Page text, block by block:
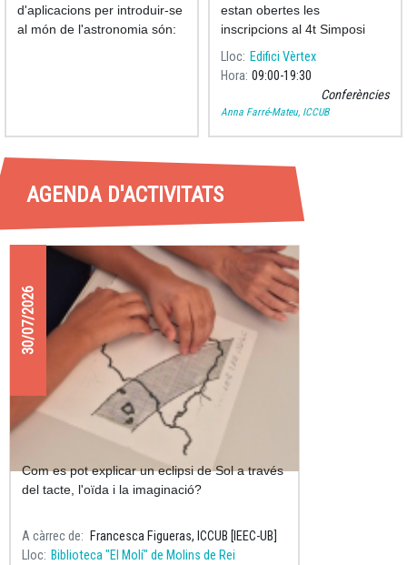
d'aplicacions per introduir-se
al món de l'astronomia són:
estan obertes les
inscripcions al 4t Simposi
d’Activitats Educative
Lloc Edifici Vèrtex
Hora 09:00 19:30
Conferències
Anna Farré-Mateu, ICCUB
AGENDA D'ACTIVITATS
30/07/2026
Descobrim l'eclipsi de Sol amb tots
Com es pot explicar un eclipsi de Sol a través
del tacte, l'oïda i la imaginació?
A càrrec de
Francesca Figueras, ICCUB [IEEC-UB]
Lloc Biblioteca "El Molí" de Molins de Rei